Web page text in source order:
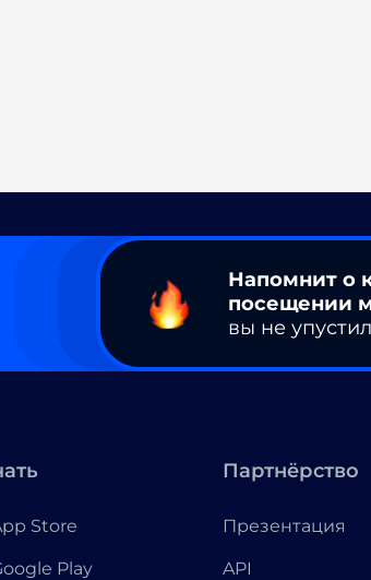
Напомнит о
посещении
вы не
Store
Play
Партнёрство
Презентация
API